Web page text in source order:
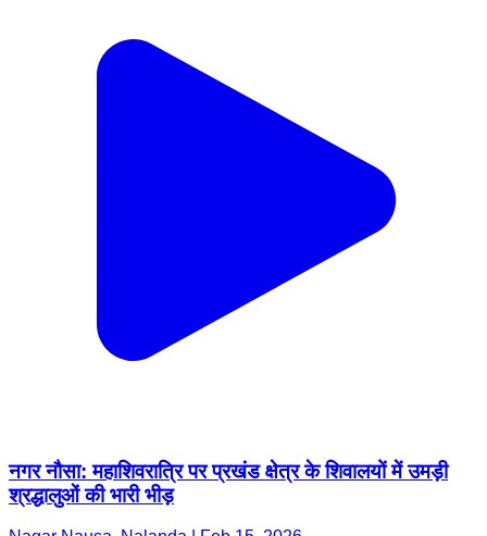
नगर नौसा: महाशिवरात्रि पर प्रखंड क्षेत्र के शिवालयों में उमड़ी
श्रद्धालुओं की भारी भीड़